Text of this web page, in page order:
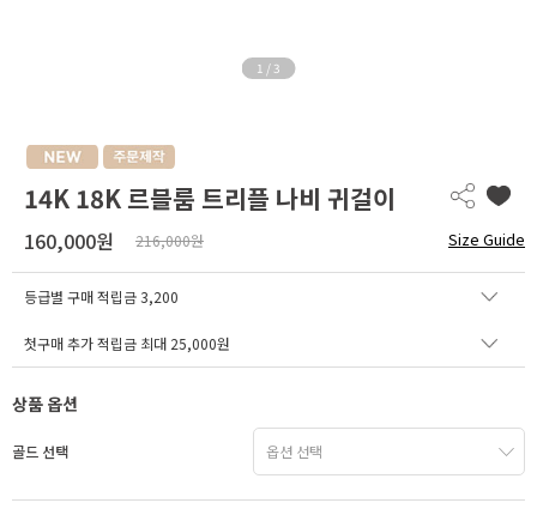
1 / 3
14K 18K 르블룸 트리플 나비 귀걸이
160,000원 216,000원 Size Guide
등급별 구매 적립금3,200
첫구매 추가 적립금 최대 25,000원
상품 옵션
골드 선택